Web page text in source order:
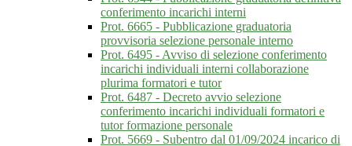
conferimento incarichi interni
Prot. 6665 - Pubblicazione graduatoria
provvisoria selezione personale interno
Prot. 6495 - Avviso di selezione conferimento
incarichi individuali interni collaborazione
plurima formatori e tutor
Prot. 6487 - Decreto avvio selezione
conferimento incarichi individuali formatori e
tutor formazione personale
Prot. 5669 - Subentro dal 01/09/2024 incarico di